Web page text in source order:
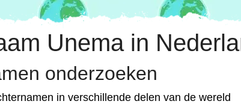
Unema in
onderzoeken
in verschillende delen van de wereld